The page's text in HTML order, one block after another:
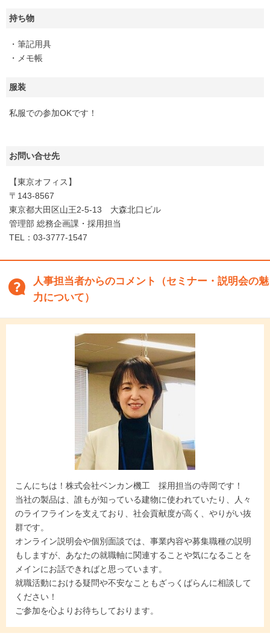
持ち物
・筆記用具
・メモ帳
服装
私服での参加OKです！
お問い合せ先
【東京オフィス】
〒143-8567
東京都大田区山王2-5-13 大森北口ビル
管理部 総務企画課・採用担当
TEL：03-3777-1547
人事担当者からのコメント（セミナー・説明会の魅
力について）
こんにちは！株式会社ベンカン機工 採用担当の寺岡です！
当社の製品は、誰もが知っている建物に使われていたり、人々
のライフラインを支えており、社会貢献度が高く、やりがい抜
群です。
オンライン説明会や個別面談では、事業内容や募集職種の説明
もしますが、あなたの就職軸に関連することや気になることを
メインにお話できればと思っています。
就職活動における疑問や不安なこともざっくばらんに相談して
ください！
ご参加を心よりお待ちしております。